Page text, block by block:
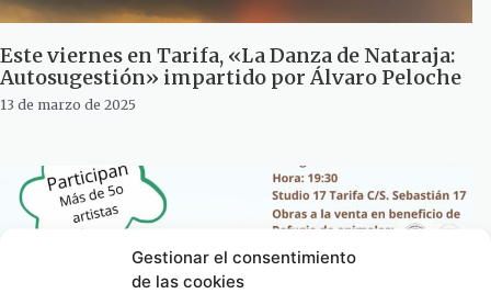
Gestionar el consentimiento
de las cookies
Este viernes en Tarifa, «La Danza de Nataraja:
Autosugestión» impartido por Álvaro Peloche
13 de marzo de 2025